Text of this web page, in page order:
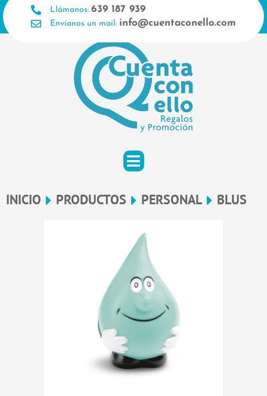
Ir
al
contenido
Llámanos: 639 187 939
Envíanos un mail: info@cuentaconello.com
INICIO PRODUCTOS PERSONAL BLUS